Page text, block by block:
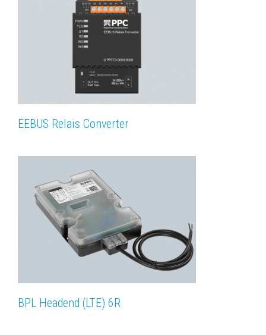
EEBUS Relais Converter
BPL Headend (LTE) 6R